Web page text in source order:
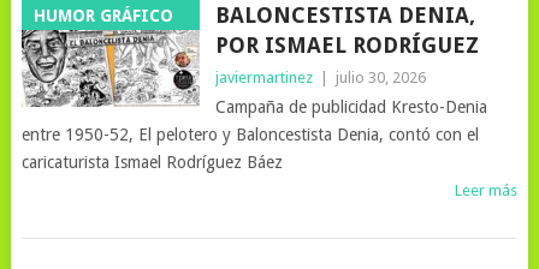
HUMOR GRÁFICO
BALONCESTISTA DENIA,
POR ISMAEL RODRÍGUEZ
javiermartinez julio 30, 2026
Campaña de publicidad Kresto-Denia
entre 1950-52, El pelotero y Baloncestista Denia, contó con el
caricaturista Ismael Rodríguez Báez
Leer más